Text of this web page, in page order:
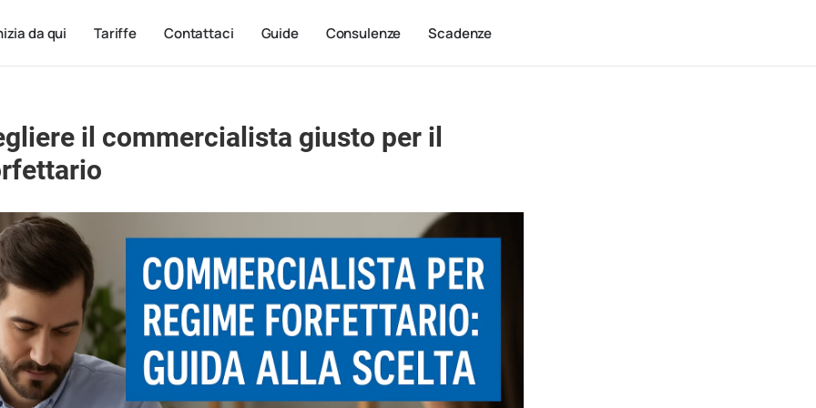
da qui Tariffe Contattaci Guide Consulenze Scadenze
il commercialista giusto per il